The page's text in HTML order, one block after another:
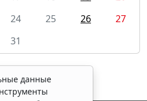
24 25 26
27
31
данные